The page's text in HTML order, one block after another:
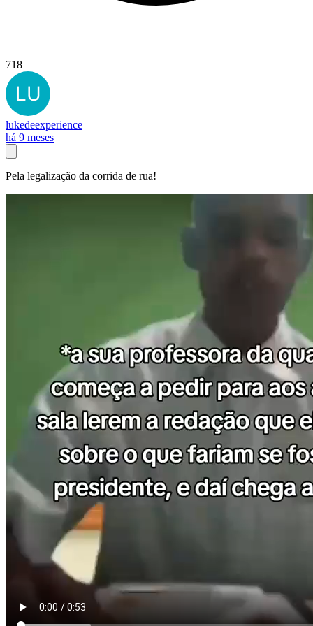
718
lukedeexperience
há 9 meses
Pela legalização da corrida de rua!